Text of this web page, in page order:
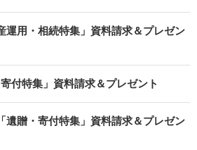
運用・相続特集」資料請求＆プレゼン
付特集」資料請求＆プレゼント
遺贈・寄付特集」資料請求＆プレゼン